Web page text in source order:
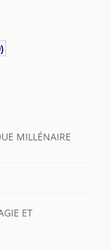
MILLÉNAIRE
ET